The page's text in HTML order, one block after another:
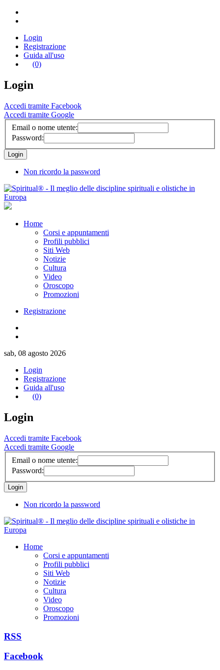
Login
Registrazione
Guida all'uso
(0)
Login
Accedi tramite Facebook
Accedi tramite Google
Email o nome utente:
Password:
Non ricordo la password
Home
Corsi e appuntamenti
Profili pubblici
Siti Web
Notizie
Cultura
Video
Oroscopo
Promozioni
Registrazione
sab, 08 agosto 2026
Login
Registrazione
Guida all'uso
(0)
Login
Accedi tramite Facebook
Accedi tramite Google
Email o nome utente:
Password:
Non ricordo la password
Home
Corsi e appuntamenti
Profili pubblici
Siti Web
Notizie
Cultura
Video
Oroscopo
Promozioni
RSS
Facebook